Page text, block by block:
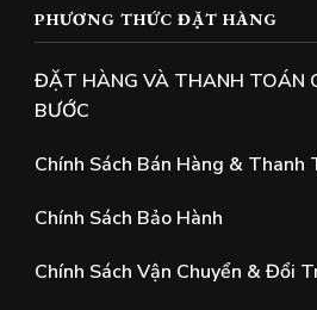
PHƯƠNG THỨC ĐẶT HÀNG
ĐẶT HÀNG VÀ THANH TOÁN
BƯỚC
Chính Sách Bán Hàng & Thanh
Chính Sách Bảo Hành
Chính Sách Vận Chuyển & Đổi